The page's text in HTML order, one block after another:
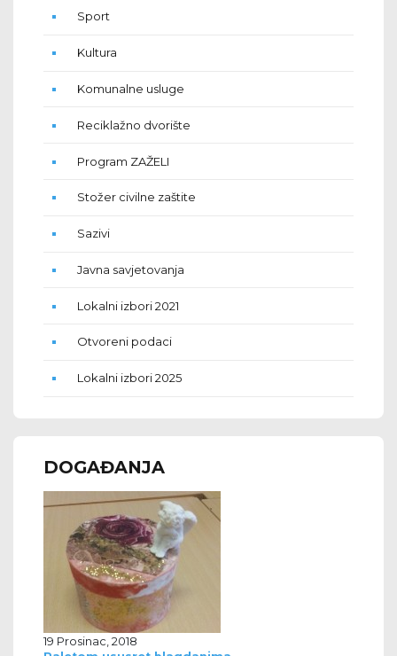
Sport
Kultura
Komunalne usluge
Reciklažno dvorište
Program ZAŽELI
Stožer civilne zaštite
Sazivi
Javna savjetovanja
Lokalni izbori 2021
Otvoreni podaci
Lokalni izbori 2025
DOGAĐANJA
19 Prosinac, 2018